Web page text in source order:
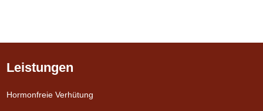
Leistungen
Hormonfreie Verhütung